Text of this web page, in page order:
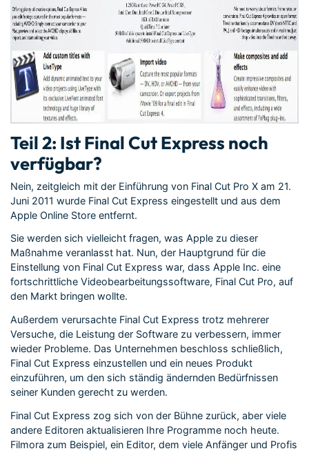
Teil 2: Ist Final Cut Express noch
verfügbar?
Nein, zeitgleich mit der Einführung von Final Cut Pro X am 21.
Juni 2011 wurde Final Cut Express eingestellt und aus dem
Apple Online Store entfernt.
Sie werden sich vielleicht fragen, was Apple zu dieser
Maßnahme veranlasst hat. Nun, der Hauptgrund für die
Einstellung von Final Cut Express war, dass Apple Inc. eine
fortschrittliche Videobearbeitungssoftware, Final Cut Pro, auf
den Markt bringen wollte.
Außerdem verursachte Final Cut Express trotz mehrerer
Versuche, die Leistung der Software zu verbessern, immer
wieder Probleme. Das Unternehmen beschloss schließlich,
Final Cut Express einzustellen und ein neues Produkt
einzuführen, um den sich ständig ändernden Bedürfnissen
seiner Kunden gerecht zu werden.
Final Cut Express zog sich von der Bühne zurück, aber viele
andere Editoren aktualisieren Ihre Programme noch heute.
Filmora zum Beispiel, ein Editor, dem viele Anfänger und Profis